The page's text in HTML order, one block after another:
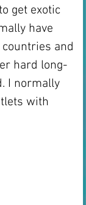
get exotic
have
and
hard long-
I normally
with